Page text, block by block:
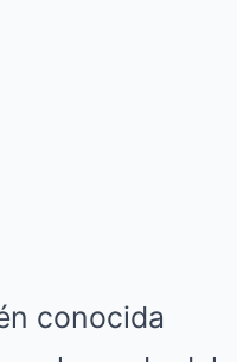
conocida